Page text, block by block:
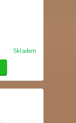
Skladem